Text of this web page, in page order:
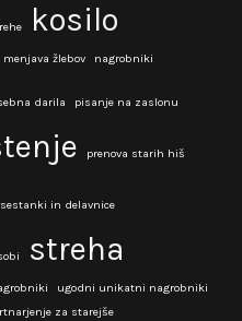
kosilo
menjava žlebov nagrobniki
darila pisanje na zaslonu
prenova starih hiš
sestanki in delavnice
streha
ugodni unikatni nagrobniki
za starejše